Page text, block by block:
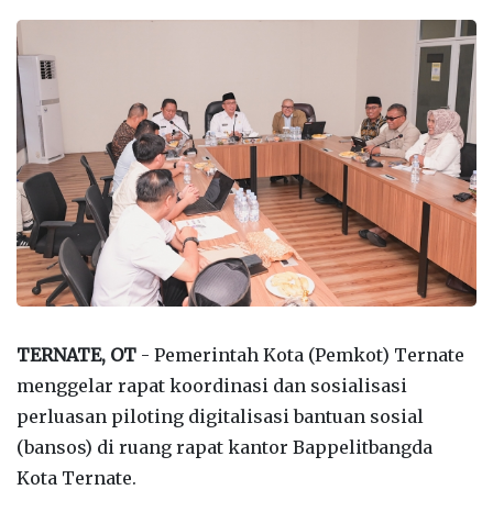
TERNATE, OT - Pemerintah Kota (Pemkot) Ternate
menggelar rapat koordinasi dan sosialisasi
perluasan piloting digitalisasi bantuan sosial
(bansos) di ruang rapat kantor Bappelitbangda
Kota Ternate.